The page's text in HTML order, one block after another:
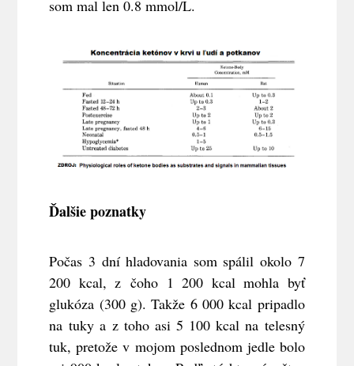
som mal len 0.8 mmol/L.
Ďalšie poznatky
Počas 3 dní hladovania som spálil okolo 7
200 kcal, z čoho 1 200 kcal mohla byť
glukóza (300 g). Takže 6 000 kcal pripadlo
na tuky a z toho asi 5 100 kcal na telesný
tuk, pretože v mojom poslednom jedle bolo